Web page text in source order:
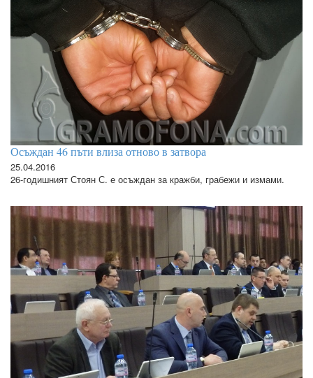
Осъждан 46 пъти влиза отново в затвора
25.04.2016
26-годишният Стоян С. е осъждан за кражби, грабежи и измами.